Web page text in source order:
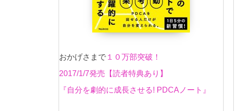
おかげさまで １０万部突破！
2017/1/7発売【読者特典あり】
『自分を劇的に成長させる! PDCAノート』